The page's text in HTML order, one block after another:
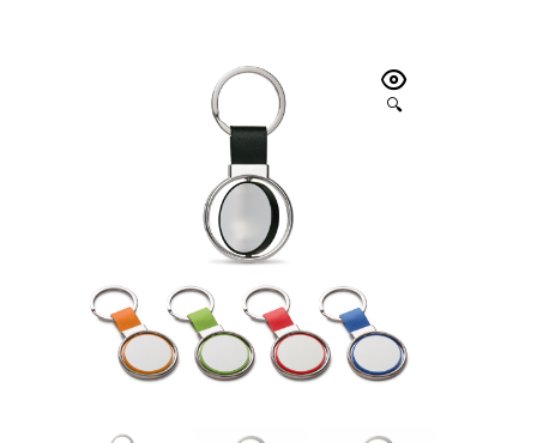
🔍